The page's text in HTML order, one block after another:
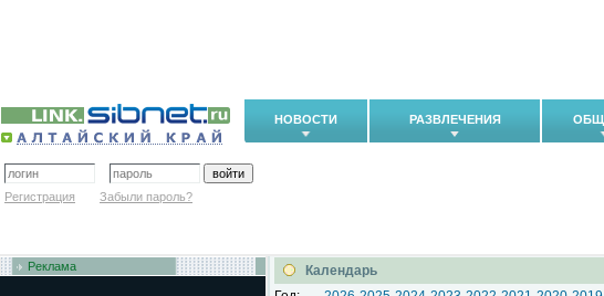
НОВОСТИ РАЗВЛЕЧЕНИЯ
Регистрация Забыли пароль?
Реклама
Календарь